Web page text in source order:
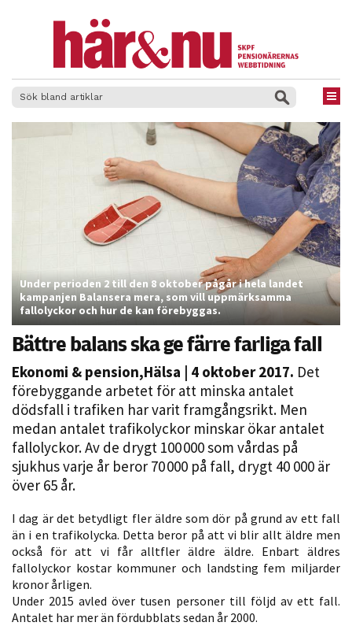
Under perioden 2 till den 8 oktober pågår i hela landet
kampanjen Balansera mera, som vill uppmärksamma
fallolyckor och hur de kan förebyggas.
Bättre balans ska ge färre farliga fall
Ekonomi & pension,Hälsa | 4 oktober 2017. Det
förebyggande arbetet för att minska antalet
dödsfall i trafiken har varit framgångsrikt. Men
medan antalet trafikolyckor minskar ökar antalet
fallolyckor. Av de drygt 100 000 som vårdas på
sjukhus varje år beror 70 000 på fall, drygt 40 000 är
över 65 år.
I dag är det betydligt fler äldre som dör på grund av ett fall
än i en trafikolycka. Detta beror på att vi blir allt äldre men
också för att vi får alltfler äldre äldre. Enbart äldres
fallolyckor kostar kommuner och landsting fem miljarder
kronor årligen.
Under 2015 avled över tusen personer till följd av ett fall.
Antalet har mer än fördubblats sedan år 2000.
Nödvändiga
Dessa kakor
går inte att
välja bort. De
att hemsidan